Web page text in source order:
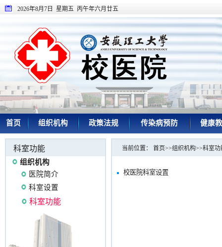
2026年8月7日 星期五 丙午年六月廿五
首页 组织机构 政策法规 传染病预防 健康
科室功能
组织机构
医院简介
科室设置
科室功能
当前位置： 首页>>组织机构>>科室功
校医院科室设置